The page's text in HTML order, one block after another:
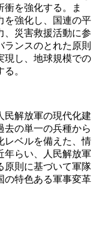
衝を強化する。ま
を強化し、国連の平
、災害救援活動に参
ンスのとれた原則
現し、地球規模での
。
解放軍の現代化建
去の単一の兵種から
レベルを備えた、情
年らい、人民解放軍
原則に基づいて軍隊
の特色ある軍事変革